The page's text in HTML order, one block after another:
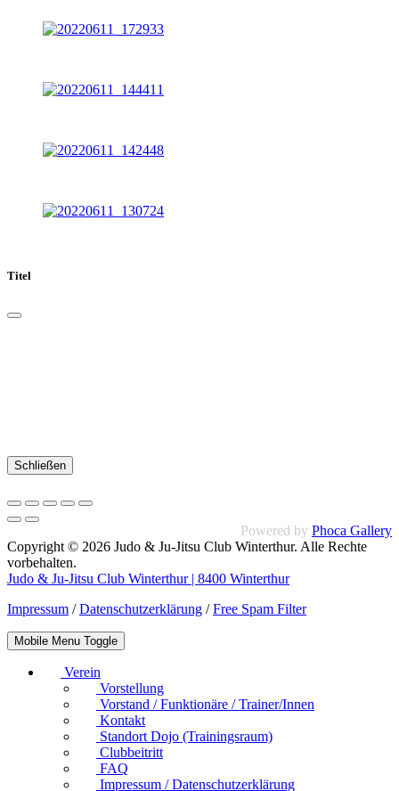
Titel
Schließen
Powered by Phoca Gallery
Copyright © 2026 Judo & Ju-Jitsu Club Winterthur. Alle Rechte
vorbehalten.
Judo & Ju-Jitsu Club Winterthur | 8400 Winterthur
Impressum /Datenschutzerklärung /Free Spam Filter
Mobile Menu Toggle
Verein
Vorstellung
Vorstand / Funktionäre / Trainer/Innen
Kontakt
Standort Dojo (Trainingsraum)
Clubbeitritt
FAQ
Impressum / Datenschutzerklärung